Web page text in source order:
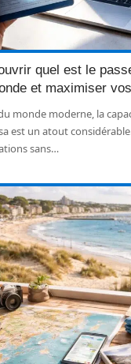
quel est le
et maximiser
monde moderne, la
est un atout
sans…